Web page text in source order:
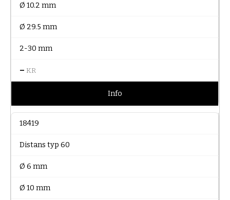
Ø 10.2 mm
Ø 29.5 mm
2-30 mm
– KR
Info
18419
Distans typ 60
Ø 6 mm
Ø 10 mm